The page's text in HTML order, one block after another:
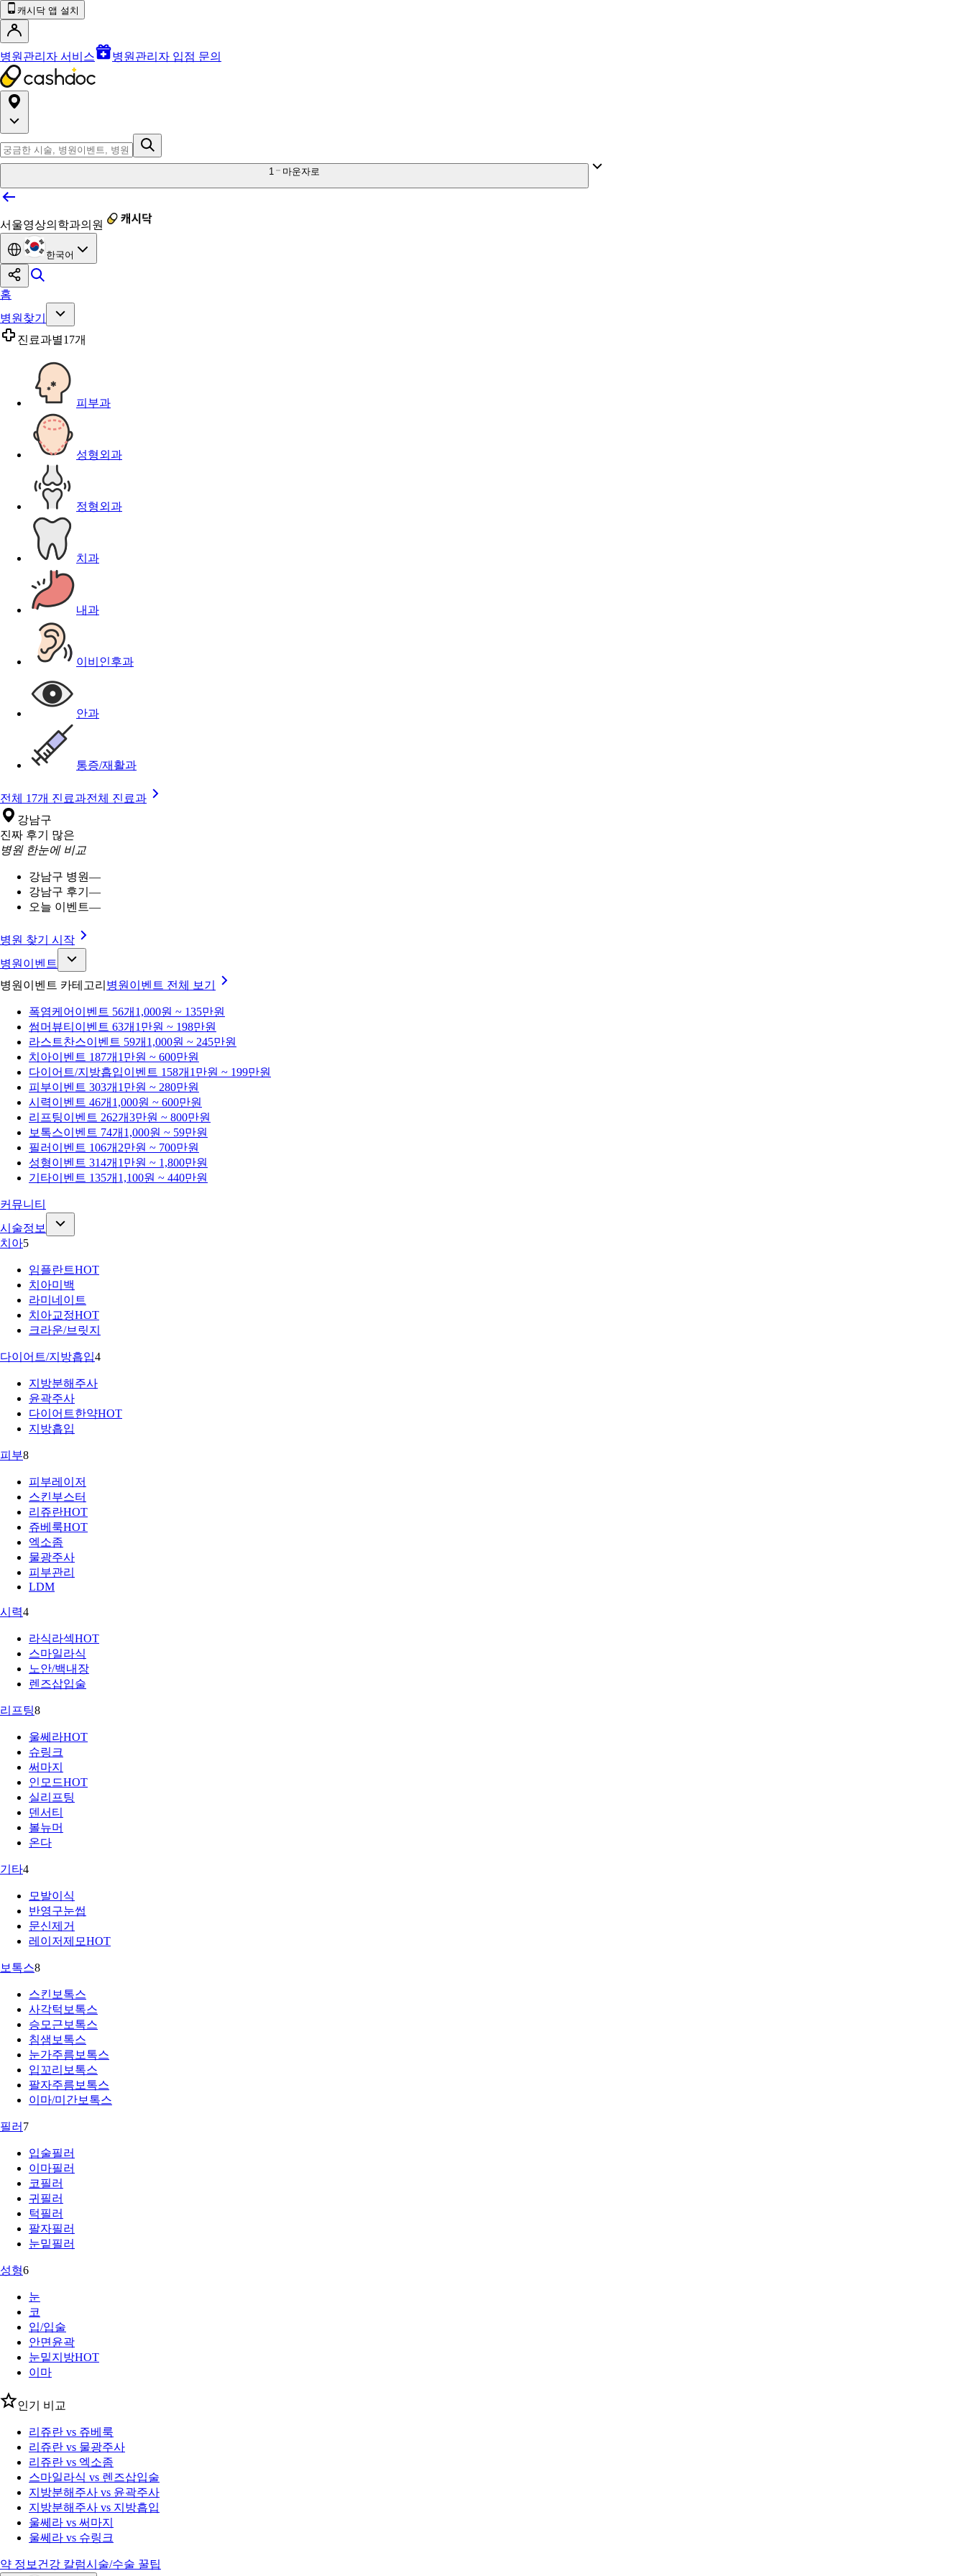
캐시닥 앱 설치
병원관리자 서비스 병원관리자 입점 문의
1 마운자로
서울영상의학과의원
한국어
홈
병원찾기
진료과별17개
피부과
성형외과
정형외과
치과
내과
이비인후과
안과
통증/재활과
전체 17개 진료과전체 진료과
강남구
진짜 후기 많은
병원 한눈에 비교
강남구 병원—
강남구 후기 —
오늘 이벤트—
병원 찾기 시작
병원이벤트
병원이벤트 카테고리 병원이벤트 전체 보기
폭염케어 이벤트 56개 1,000원 ~ 135만원
썸머뷰티 이벤트 63개 1만원 ~ 198만원
라스트찬스이벤트 59개 1,000원 ~ 245만원
치아이벤트 187개 1만원 ~ 600만원
다이어트/지방흡입이벤트 158개 1만원 ~ 199만원
피부이벤트 303개 1만원 ~ 280만원
시력이벤트 46개 1,000원 ~ 600만원
리프팅이벤트 262개3만원 ~ 800만원
보톡스이벤트 74개 1,000원 ~ 59만원
필러 이벤트 106개 2만원 ~ 700만원
성형이벤트 314개 1만원 ~ 1,800만원
기타이벤트 135개 1,100원 ~ 440만원
커뮤니티
시술정보
치아5
임플란트HOT
치아미백
라미네이트
치아교정HOT
크라운/브릿지
다이어트/지방흡입4
지방분해주사
윤곽주사
다이어트한약HOT
지방흡입
피부8
피부레이저
스킨부스터
리쥬란HOT
쥬베룩HOT
엑소좀
물광주사
피부관리
LDM
시력4
라식라섹HOT
스마일라식
노안/백내장
렌즈삽입술
리프팅8
울쎄라HOT
슈링크
써마지
인모드HOT
실리프팅
덴서티
볼뉴머
온다
기타4
모발이식
반영구눈썹
문신제거
레이저제모HOT
보톡스8
스킨보톡스
사각턱보톡스
승모근보톡스
침샘보톡스
눈가주름보톡스
입꼬리보톡스
팔자주름보톡스
이마/미간보톡스
필러 7
입술필러
이마필러
코필러
귀필러
턱필러
팔자필러
눈밑필러
성형6
눈
코
입/입술
안면윤곽
눈밑지방HOT
이마
인기 비교
리쥬란 vs 쥬베룩
리쥬란 vs 물광주사
리쥬란 vs 엑소좀
스마일라식 vs 렌즈삽입술
지방분해주사 vs 윤곽주사
지방분해주사 vs 지방흡입
울쎄라 vs 써마지
울쎄라 vs 슈링크
약 정보 건강 칼럼시술/수술 꿀팁